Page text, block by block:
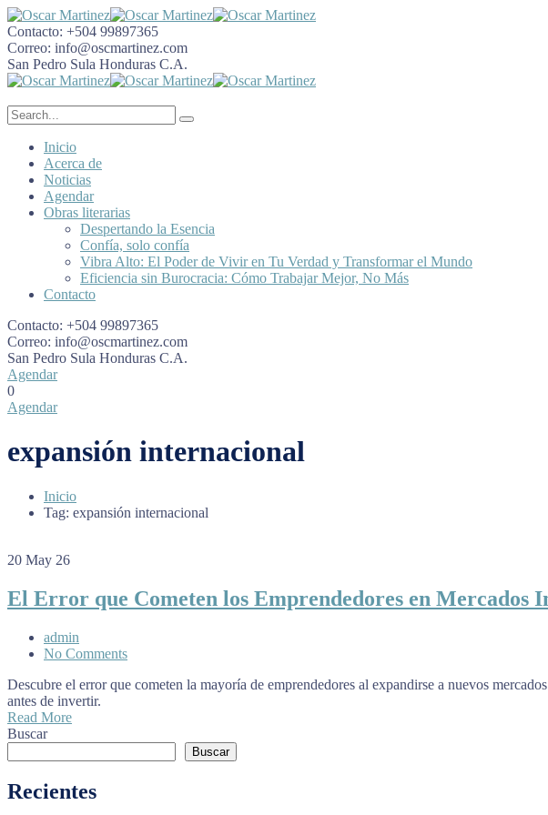
Contacto: +504 99897365
Correo: info@oscmartinez.com
San Pedro Sula Honduras C.A.
Inicio
Acerca de
Noticias
Agendar
Obras literarias
Despertando la Esencia
Confía, solo confía
Vibra Alto: El Poder de Vivir en Tu Verdad y Transformar el Mundo
Eficiencia sin Burocracia: Cómo Trabajar Mejor, No Más
Contacto
Contacto: +504 99897365
Correo: info@oscmartinez.com
San Pedro Sula Honduras C.A.
Agendar
0
Agendar
expansión internacional
Inicio
Tag: expansión internacional
20 May 26
El Error que Cometen los Emprendedores en Mercados
admin
No Comments
Descubre el error que cometen la mayoría de emprendedores al expandirse a nuevos
antes de invertir.
Read More
Buscar
Buscar
Recientes